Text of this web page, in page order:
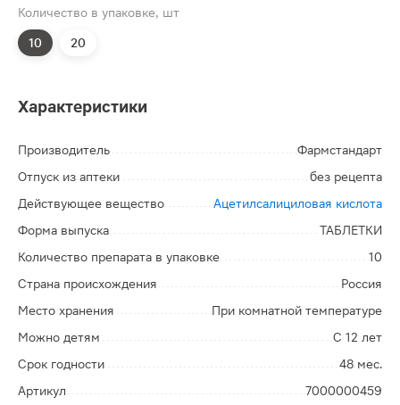
Количество в упаковке, шт
10 20
Характеристики
Производитель
Фармстандарт
Отпуск из аптеки
без рецепта
Действующее вещество
Ацетилсалициловая кислота
Форма выпуска
ТАБЛЕТКИ
Количество препарата в упаковке
10
Страна происхождения
Россия
Место хранения
При комнатной температуре
Можно детям
С 12 лет
Срок годности
48 мес.
Артикул
7000000459